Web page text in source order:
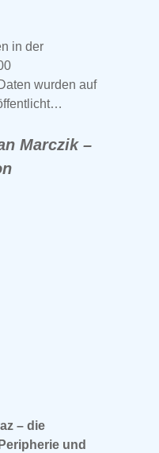
in der
wurden auf
Marczik –
– die
und